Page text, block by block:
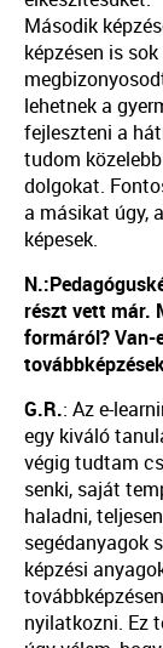
Második
képzésen is
lehetnek a
fejleszteni a
tudom
dolgokat.
a másikat úgy,
képesek.
részt vett már.
formáról?
G.R.: Az e-
egy kiváló
végig tudtam
senki, saját
haladni,
segédanyagok
képzési
nyilatkozni. Ez